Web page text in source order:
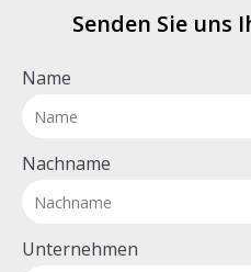
Senden Sie uns
Name
Nachname
Unternehmen